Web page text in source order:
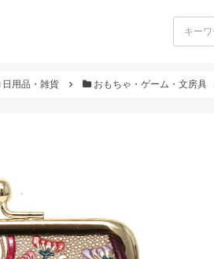
日用品・雑貨 おもちゃ・ゲーム・文房具